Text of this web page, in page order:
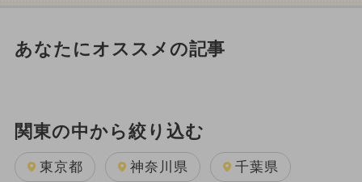
あなたにオススメの記事
関東の中から絞り込む
東京都 神奈川県 千葉県